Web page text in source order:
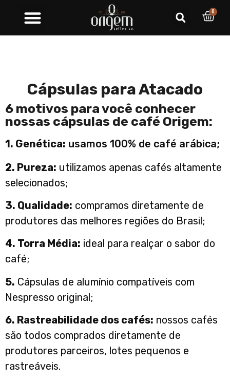
0
Cápsulas para Atacado
6 motivos para você conhecer
nossas cápsulas de café Origem:
1. Genética: usamos 100% de café arábica;
2. Pureza: utilizamos apenas cafés altamente
selecionados;
3. Qualidade: compramos diretamente de
produtores das melhores regiões do Brasil;
4. Torra Média: ideal para realçar o sabor do
café;
5. Cápsulas de alumínio compatíveis com
Nespresso original;
6. Rastreabilidade dos cafés: nossos cafés
são todos comprados diretamente de
produtores parceiros, lotes pequenos e
rastreáveis.